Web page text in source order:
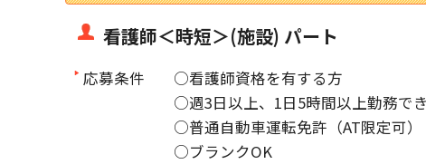
看護師＜時短＞(施設) パート
応募条件
○看護師資格を有する方
○週3日以上、1日5時間以上勤務で
○普通自動車運転免許（AT限定可）
○ブランクOK